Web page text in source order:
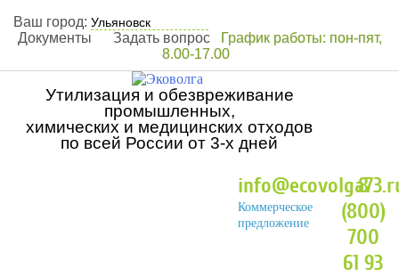
Ваш город:
Документы
Задать вопрос
График работы: пон-пят,
8.00-17.00
Утилизация и обезвреживание
промышленных,
химических и медицинских отходов
по всей России от 3-х дней
Коммерческое
предложение
8
(800)
700
61 93